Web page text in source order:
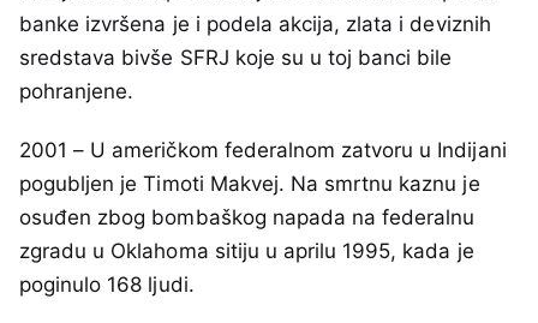
banke izvršena je i podela akcija, zlata i deviznih
sredstava bivše SFRJ koje su u toj banci bile
pohranjene.
2001 – U američkom federalnom zatvoru u Indijani
pogubljen je Timoti Makvej. Na smrtnu kaznu je
osuđen zbog bombaškog napada na federalnu
zgradu u Oklahoma sitiju u aprilu 1995, kada je
poginulo 168 ljudi.